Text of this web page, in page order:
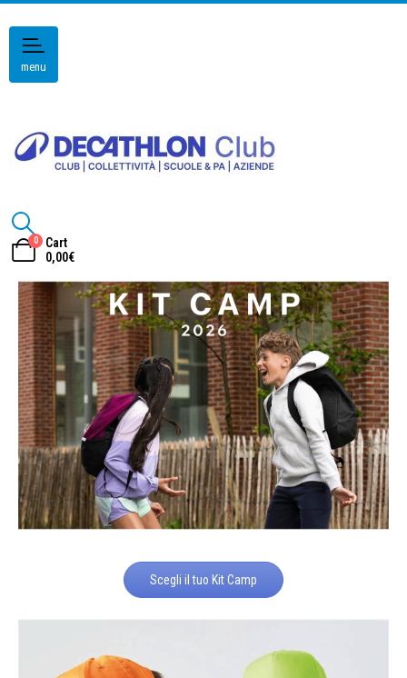
menu
0
Cart
0,00€
Scegli il tuo Kit Camp